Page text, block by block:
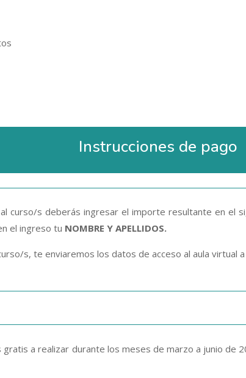
Instrucciones de pago
curso/s deberás ingresar el importe resultante en el
el ingreso tu NOMBRE Y APELLIDOS.
s, te enviaremos los datos de acceso al aula virtual
a realizar durante los meses de marzo a junio de